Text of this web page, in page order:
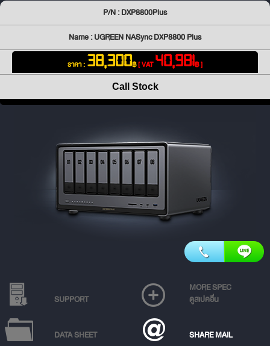
P/N : DXP8800Plus
Name : UGREEN NASync DXP8800 Plus
ราคา : 38,300฿[ VAT40,981฿ ]
Call Stock
SUPPORT
MORE SPEC
ดูสเปคอื่น
DATA SHEET SHARE MAIL